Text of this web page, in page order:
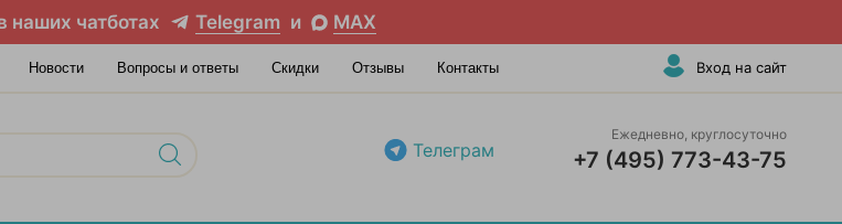
наших чатботах Telegram и MAX
Новости Вопросы и ответы Скидки Отзывы Контакты Вход на сайт
Телеграм
Ежедневно, круглосуточно
+7 (495) 773-43-75